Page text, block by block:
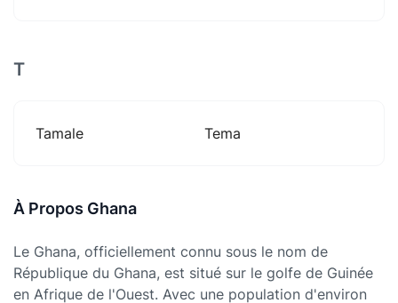
T
Tamale Tema
À Propos Ghana
Le Ghana, officiellement connu sous le nom de
République du Ghana, est situé sur le golfe de Guinée
en Afrique de l'Ouest. Avec une population d'environ